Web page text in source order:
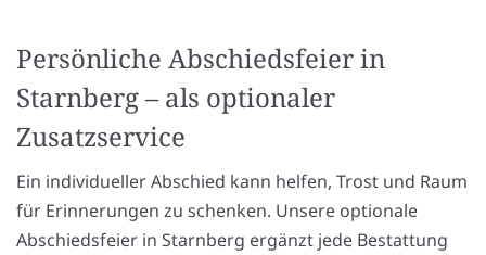
Persönliche Abschiedsfeier in
Starnberg – als optionaler
Zusatzservice
Ein individueller Abschied kann helfen, Trost und Raum
für Erinnerungen zu schenken. Unsere optionale
Abschiedsfeier in Starnberg ergänzt jede Bestattung